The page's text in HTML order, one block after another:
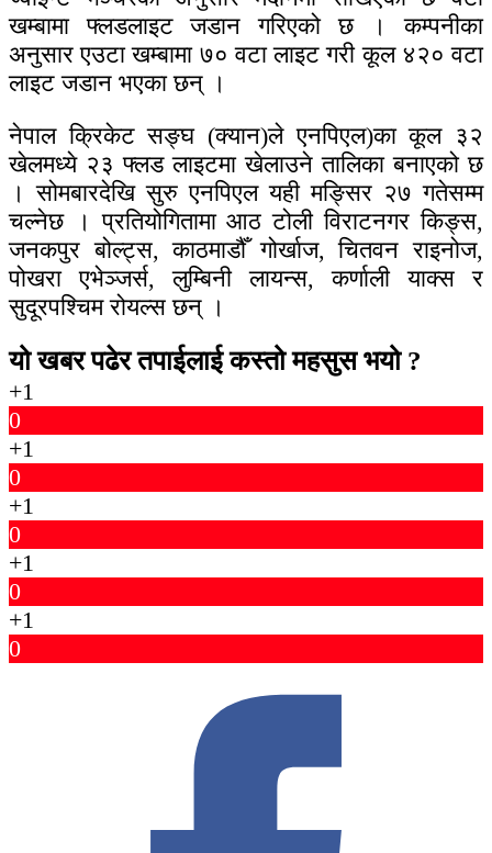
खम्बामा फ्लडलाइट जडान गरिएको छ । कम्पनीका
अनुसार एउटा खम्बामा ७० वटा लाइट गरी कूल ४२० वटा
लाइट जडान भएका छन् ।
नेपाल क्रिकेट सङ्घ (क्यान)ले एनपिएल)का कूल ३२
खेलमध्ये २३ फ्लड लाइटमा खेलाउने तालिका बनाएको छ
। सोमबारदेखि सुरु एनपिएल यही मङ्सिर २७ गतेसम्म
चल्नेछ । प्रतियोगितामा आठ टोली विराटनगर किङ्स,
जनकपुर बोल्ट्स, काठमाडौँ गोर्खाज, चितवन राइनोज,
पोखरा एभेञ्जर्स, लुम्बिनी लायन्स, कर्णाली याक्स र
सुदूरपश्चिम रोयल्स छन् ।
यो खबर पढेर तपाईलाई कस्तो महसुस भयो ?
+1
0
+1
0
+1
0
+1
0
+1
0